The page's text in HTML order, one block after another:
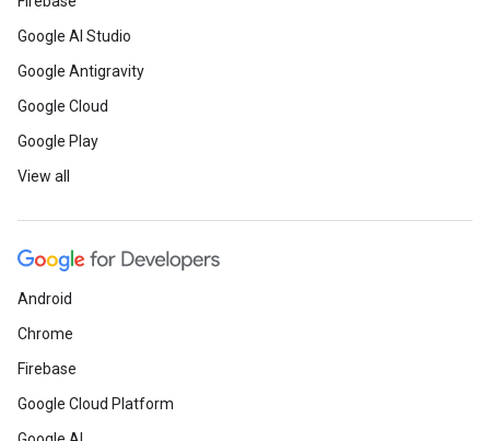
Google AI Studio
Google Antigravity
Google Cloud
Google Play
View all
Android
Chrome
Firebase
Google Cloud Platform